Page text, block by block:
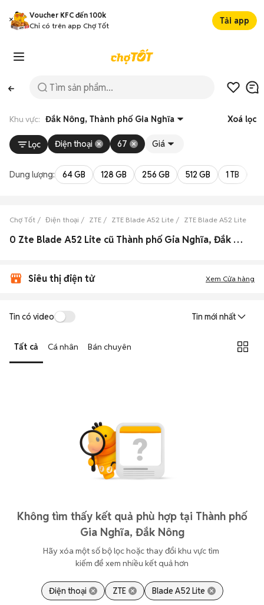
Voucher KFC đến 100k
Chỉ có trên app Chợ Tốt
Tải app
Khu vực: Đắk Nông, Thành phố Gia Nghĩa Xoá lọc
Lọc Điện thoại 67 Giá
Dung lượng: 64 GB 128 GB 256 GB 512 GB 1 TB
Chợ Tốt Điện thoại ZTE ZTE Blade A52 Lite ZTE Blade A52 Lite Đắk
0 Zte Blade A52 Lite cũ Thành phố Gia Nghĩa, Đắk Nông đẹp
Siêu thị điện tử Xem Cửa hàng
Tin có video Tin mới nhất
Tất cả Cá nhân Bán chuyên
Không tìm thấy kết quả phù hợp tại Thành phố
Gia Nghĩa, Đắk Nông
Hãy xóa một số bộ lọc hoặc thay đổi khu vực tìm
kiếm để xem nhiều kết quả hơn
Điện thoại ZTE Blade A52 Lite